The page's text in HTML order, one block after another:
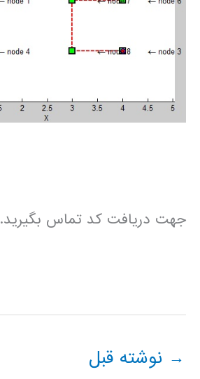
جهت دریافت کد تماس بگیرید.
→ نوشته قبل